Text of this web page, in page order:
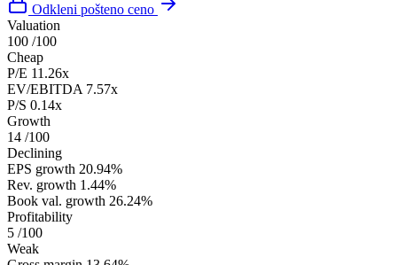
Odkleni pošteno ceno
Valuation
100 /100
Cheap
P/E 11.26x
EV/EBITDA 7.57x
P/S 0.14x
Growth
14 /100
Declining
EPS growth 20.94%
Rev. growth 1.44%
Book val. growth 26.24%
Profitability
5 /100
Weak